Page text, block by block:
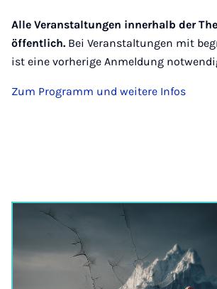
Alle Veranstaltungen innerhalb der
öffentlich. Bei Veranstaltungen mit
ist eine vorherige Anmeldung
Zum Programm und weitere Infos